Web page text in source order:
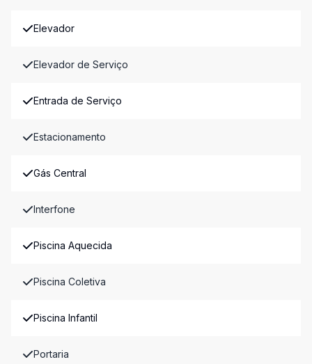
Elevador
Elevador de Serviço
Entrada de Serviço
Estacionamento
Gás Central
Interfone
Piscina Aquecida
Piscina Coletiva
Piscina Infantil
Portaria